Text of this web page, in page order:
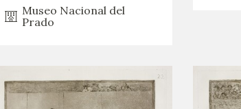
Museo Nacional del
Prado